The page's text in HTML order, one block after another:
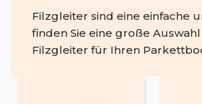
Filzgleiter sind eine einfache
finden Sie eine große
Filzgleiter für Ihren